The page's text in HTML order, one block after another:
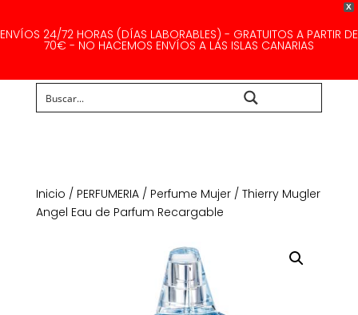
X
ENVÍOS 24/72 HORAS (DÍAS LABORABLES) - GRATUITOS A PARTIR DE
70€ - NO HACEMOS ENVÍOS A LAS ISLAS CANARIAS
Inicio / PERFUMERIA/ Perfume Mujer/ Thierry Mugler
Angel Eau de Parfum Recargable